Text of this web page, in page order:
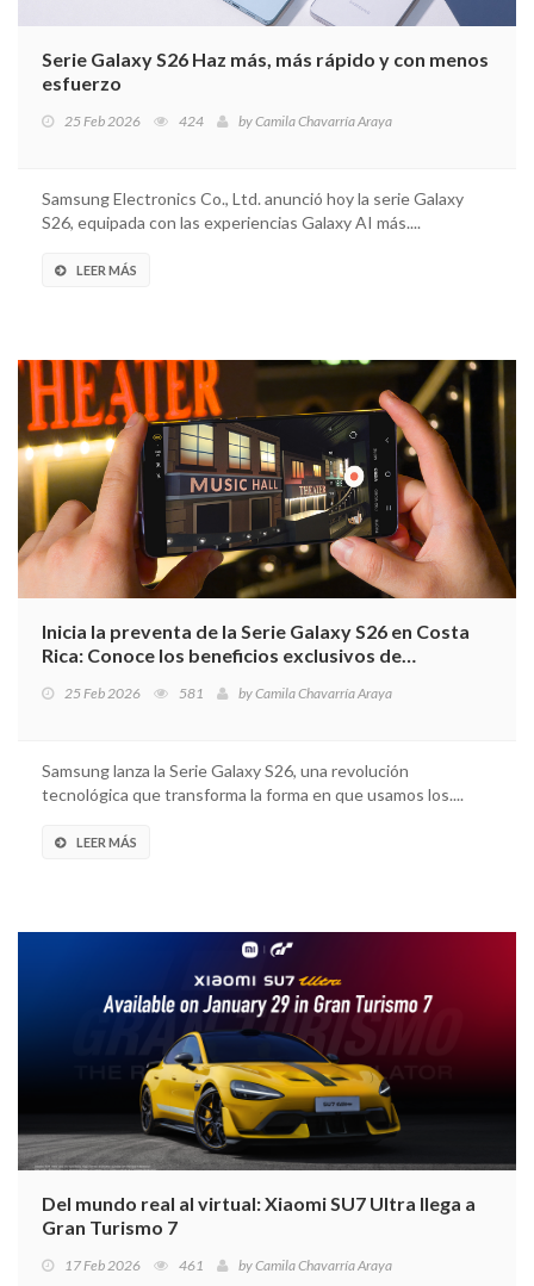
Serie Galaxy S26 Haz más, más rápido y con menos
esfuerzo
25 Feb 2026 424 byCamila Chavarría Araya
Samsung Electronics Co., Ltd. anunció hoy la serie Galaxy
S26, equipada con las experiencias Galaxy AI más....
LEER MÁS
Inicia la preventa de la Serie Galaxy S26 en Costa
Rica: Conoce los beneficios exclusivos de
25 Feb 2026 581 byCamila Chavarría Araya
Samsung lanza la Serie Galaxy S26, una revolución
tecnológica que transforma la forma en que usamos los....
LEER MÁS
Del mundo real al virtual: Xiaomi SU7 Ultra llega a
Gran Turismo 7
17 Feb 2026 461 byCamila Chavarría Araya